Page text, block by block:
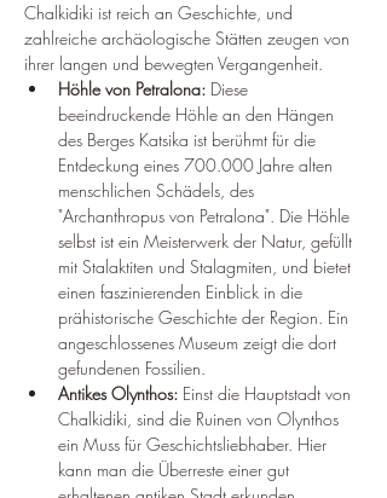
Chalkidiki ist reich an Geschichte, und
zahlreiche archäologische Stätten zeugen von
ihrer langen und bewegten Vergangenheit.
Höhle von Petralona: Diese
beeindruckende Höhle an den Hängen
des Berges Katsika ist berühmt für die
Entdeckung eines 700.000 Jahre alten
menschlichen Schädels, des
"Archanthropus von Petralona". Die Höhle
selbst ist ein Meisterwerk der Natur, gefüllt
mit Stalaktiten und Stalagmiten, und bietet
einen faszinierenden Einblick in die
prähistorische Geschichte der Region. Ein
angeschlossenes Museum zeigt die dort
gefundenen Fossilien.
Antikes Olynthos: Einst die Hauptstadt von
Chalkidiki, sind die Ruinen von Olynthos
ein Muss für Geschichtsliebhaber. Hier
kann man die Überreste einer gut